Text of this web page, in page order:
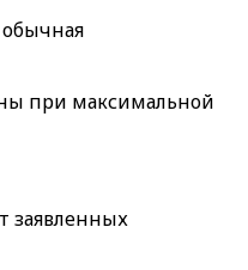
при максимальной
заявленных